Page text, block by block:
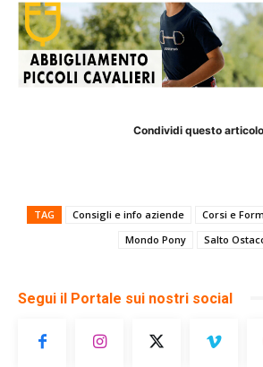
Condividi questo
TAG Consigli e info aziende Corsi e
Mondo Pony
Salto
Segui il Portale sui nostri social